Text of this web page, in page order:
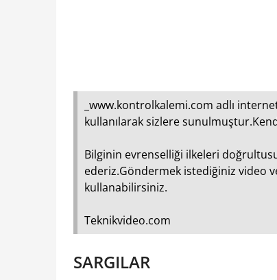
_www.kontrolkalemi.com adlı
kullanılarak sizlere
Bilginin evrenselliği ilkeleri
ederiz.Göndermek istediğiniz video
kullanabilirsiniz.
Teknikvideo.com
SARGILAR